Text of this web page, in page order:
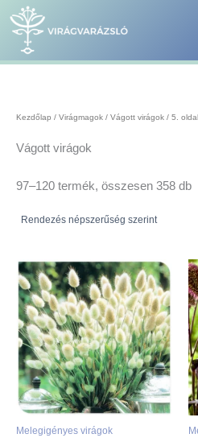
Skip
content
Kezdőlap / Virágmagok / Vágott virágok / 5. oldal
Vágott virágok
97–120 termék, összesen 358 db
Melegigényes virágok